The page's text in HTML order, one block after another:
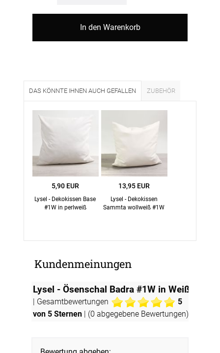
In den Warenkorb
DAS KÖNNTE IHNEN AUCH GEFALLEN ZUBEHÖR
5,90 EUR
Lysel - Dekokissen Base
#1W in perlweiß
13,95 EUR
Lysel - Dekokissen
Sammta wollweiß #1W
Kundenmeinungen
Lysel - Ösenschal Badra #1W in Weiß
| Gesamtbewertungen
5
von 5 Sternen | (0 abgegebene Bewertungen)